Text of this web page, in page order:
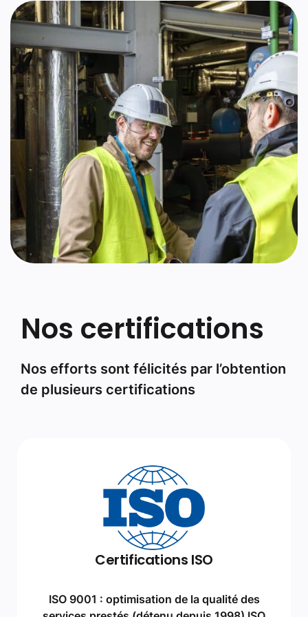
Nos certifications
Nos efforts sont félicités par l’obtention
de plusieurs certifications
Certifications ISO
ISO 9001 : optimisation de la qualité des